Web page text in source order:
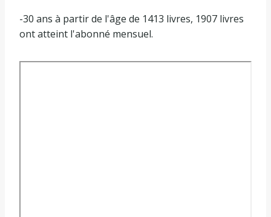
-30 ans à partir de l'âge de 1413 livres, 1907 livres
ont atteint l'abonné mensuel.